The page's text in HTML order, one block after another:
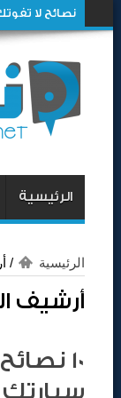
نصائح لا
الرئيسية
الرئيسية /
أرشيف
10
سيارتك